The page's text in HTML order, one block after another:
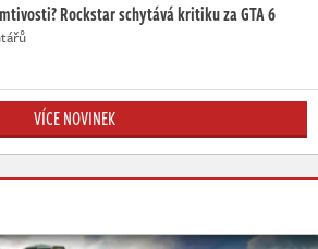
Rockstar schytává kritiku za GTA 6
VÍCE NOVINEK